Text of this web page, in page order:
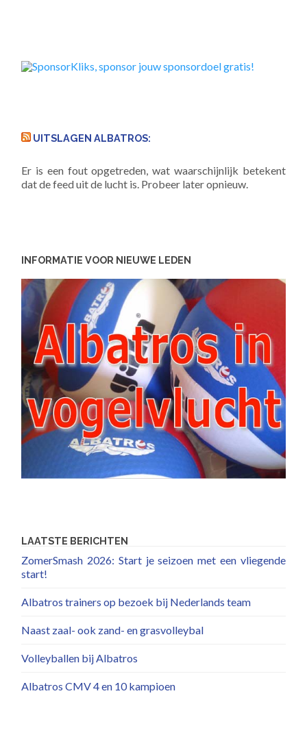
UITSLAGEN ALBATROS:
Er is een fout opgetreden, wat waarschijnlijk betekent
dat de feed uit de lucht is. Probeer later opnieuw.
INFORMATIE VOOR NIEUWE LEDEN
LAATSTE BERICHTEN
ZomerSmash 2026: Start je seizoen met een vliegende
start!
Albatros trainers op bezoek bij Nederlands team
Naast zaal- ook zand- en grasvolleybal
Volleyballen bij Albatros
Albatros CMV 4 en 10 kampioen